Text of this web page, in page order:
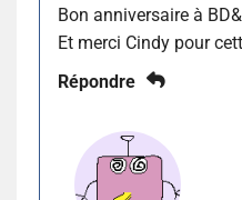
Bon anniversaire à
Et merci Cindy pour
Répondre